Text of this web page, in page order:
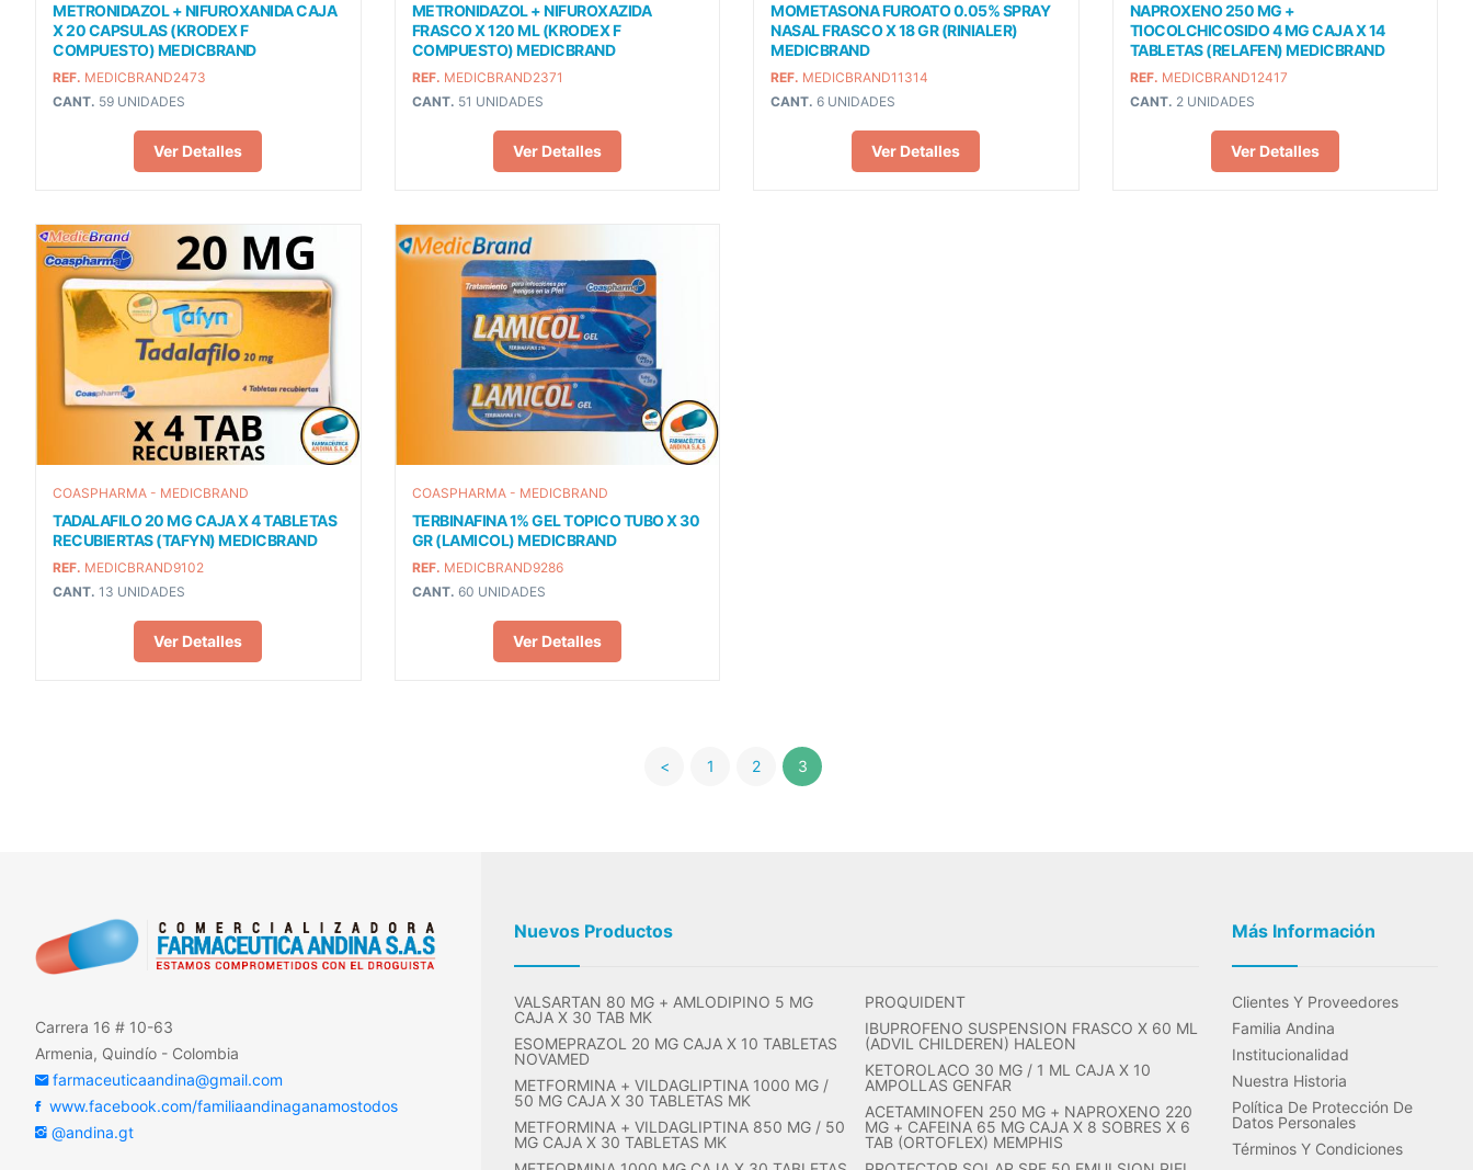
METRONIDAZOL + NIFUROXANIDA CAJA
X 20 CAPSULAS (KRODEX F
COMPUESTO) MEDICBRAND
REF. MEDICBRAND2473
CANT. 59 UNIDADES
Ver Detalles
METRONIDAZOL + NIFUROXAZIDA
FRASCO X 120 ML (KRODEX F
COMPUESTO) MEDICBRAND
REF. MEDICBRAND2371
CANT. 51 UNIDADES
Ver Detalles
MOMETASONA FUROATO 0.05% SPRAY
NASAL FRASCO X 18 GR (RINIALER)
MEDICBRAND
REF. MEDICBRAND11314
CANT. 6 UNIDADES
Ver Detalles
NAPROXENO 250 MG +
TIOCOLCHICOSIDO 4 MG CAJA X 14
TABLETAS (RELAFEN) MEDICBRAND
REF. MEDICBRAND12417
CANT. 2 UNIDADES
Ver Detalles
COASPHARMA - MEDICBRAND
TADALAFILO 20 MG CAJA X 4 TABLETAS
RECUBIERTAS (TAFYN) MEDICBRAND
REF. MEDICBRAND9102
CANT. 13 UNIDADES
Ver Detalles
COASPHARMA - MEDICBRAND
TERBINAFINA 1% GEL TOPICO TUBO X 30
GR (LAMICOL) MEDICBRAND
REF. MEDICBRAND9286
CANT. 60 UNIDADES
Ver Detalles
< 1 2 3
Carrera 16 # 10-63
Armenia, Quindío - Colombia
farmaceuticaandina@gmail.com
www.facebook.com/familiaandinaganamostodos
@andina.gt
Nuevos Productos
VALSARTAN 80 MG + AMLODIPINO 5 MG
CAJA X 30 TAB MK
ESOMEPRAZOL 20 MG CAJA X 10 TABLETAS
NOVAMED
METFORMINA + VILDAGLIPTINA 1000 MG /
50 MG CAJA X 30 TABLETAS MK
METFORMINA + VILDAGLIPTINA 850 MG / 50
MG CAJA X 30 TABLETAS MK
PROQUIDENT
IBUPROFENO SUSPENSION FRASCO X 60 ML
(ADVIL CHILDEREN) HALEON
KETOROLACO 30 MG / 1 ML CAJA X 10
AMPOLLAS GENFAR
ACETAMINOFEN 250 MG + NAPROXENO 220
MG + CAFEINA 65 MG CAJA X 8 SOBRES X 6
TAB (ORTOFLEX) MEMPHIS
Más Información
Clientes Y Proveedores
Familia Andina
Institucionalidad
Nuestra Historia
Política De Protección De
Datos Personales
Términos Y Condiciones